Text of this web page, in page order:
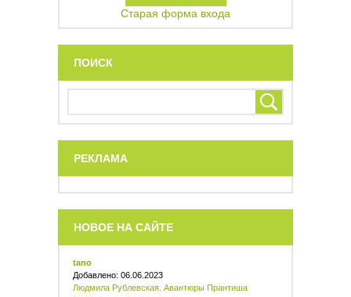
Старая форма входа
ПОИСК
РЕКЛАМА
НОВОЕ НА САЙТЕ
tano
Добавлено: 06.06.2023
Людмила Рублевская. Авантюры Прантиша